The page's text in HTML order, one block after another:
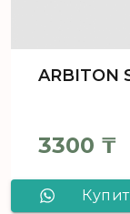
ARBITON
3300 ₸